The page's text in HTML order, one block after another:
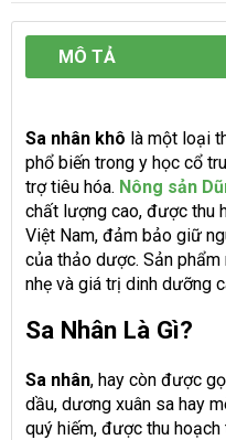
MÔ TẢ
Sa nhân khô là một loại
phổ biến trong y học cổ
trợ tiêu hóa. Nông sản
chất lượng cao, được thu
Việt Nam, đảm bảo giữ
của thảo dược. Sản
nhẹ và giá trị dinh dưỡng
Sa Nhân Là Gì?
Sa nhân, hay còn được
dầu, dương xuân sa hay
quý hiếm, được thu hoạch